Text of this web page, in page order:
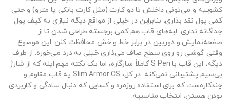
کشوییه و می‌تونی داخلش تا دو کارت (مثل کارت بانکی یا مترو) و حتی
کمی پول نقد بذاری، بنابراین در خیلی از مواقع دیگه نیازی به کیف پول
جداگانه نداری. لبه‌های قاب هم کمی برجسته طراحی شدن تا از
صفحه‌نمایش و دوربین در برابر خط و خش محافظت کنن. این موضوع
وقتی گوشی رو روی سطح صاف می‌ذاری خیلی به درد می‌خوره. از طرف
دیگه، این قاب با S Pen کاملاً سازگاره، اما یک نکته مهم اینه که از شارژ
بی‌سیم پشتیبانی نمی‌کنه. در کل، Slim Armor CS یه قاب مقاوم و
چندکاره‌ست که برای استفاده روزمره و کسایی که دنبال سادگی و کاربردی
بودن هستن، انتخاب مناسبیه.